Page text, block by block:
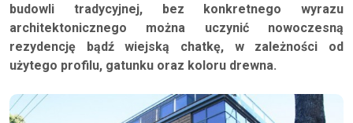
budowli tradycyjnej, bez konkretnego wyrazu
architektonicznego można uczynić nowoczesną
rezydencję bądź wiejską chatkę, w zależności od
użytego profilu, gatunku oraz koloru drewna.